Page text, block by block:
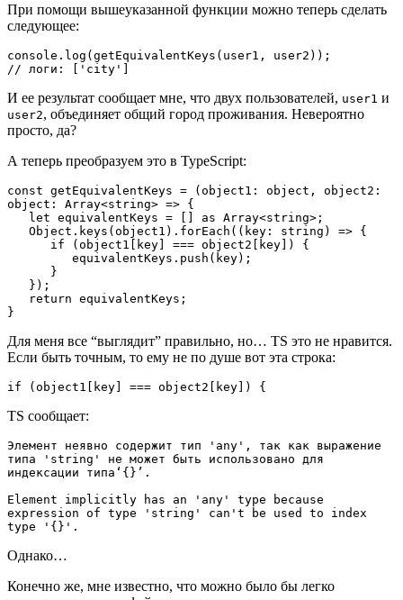
При помощи вышеуказанной функции можно теперь сделать
следующее:
console.log(getEquivalentKeys(user1, user2));
// логи: ['city']
И ее результат сообщает мне, что двух пользователей, user1 и
user2, объединяет общий город проживания. Невероятно
просто, да?
А теперь преобразуем это в TypeScript:
const getEquivalentKeys = (object1: object, object2:
object: Array<string> => {
}
Для меня все “выглядит” правильно, но… TS это не нравится.
Если быть точным, то ему не по душе вот эта строка:
if (object1[key] === object2[key]) {
TS сообщает:
Элемент неявно содержит тип 'any', так как выражение
типа 'string' не может быть использовано для
индексации типа‘{}’.
Element implicitly has an 'any' type because
expression of type 'string' can't be used to index
type '{}'.
Однако…
Конечно же, мне известно, что можно было бы легко